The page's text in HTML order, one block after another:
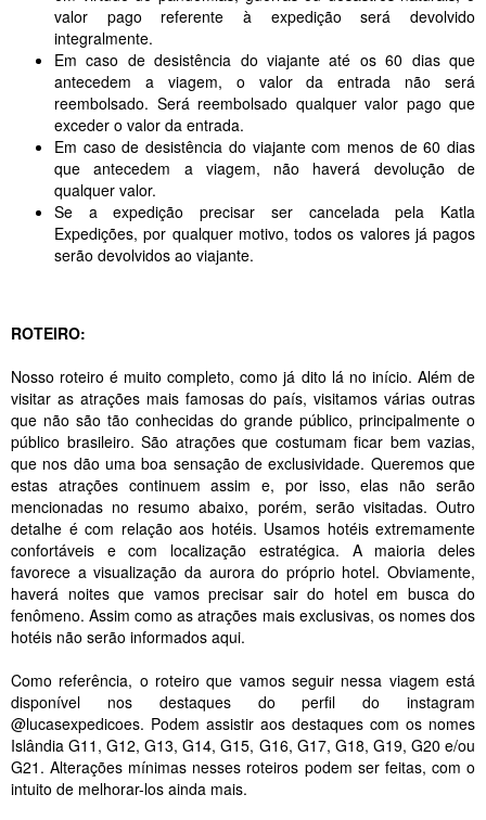
valor pago referente à expedição será devolvido
integralmente.
Em caso de desistência do viajante até os 60 dias que
antecedem a viagem, o valor da entrada não será
reembolsado. Será reembolsado qualquer valor pago que
exceder o valor da entrada.
Em caso de desistência do viajante com menos de 60 dias
que antecedem a viagem, não haverá devolução de
qualquer valor.
Se a expedição precisar ser cancelada pela Katla
Expedições, por qualquer motivo, todos os valores já pagos
serão devolvidos ao viajante.
ROTEIRO:
Nosso roteiro é muito completo, como já dito lá no início. Além de
visitar as atrações mais famosas do país, visitamos várias outras
que não são tão conhecidas do grande público, principalmente o
público brasileiro. São atrações que costumam ficar bem vazias,
que nos dão uma boa sensação de exclusividade. Queremos que
estas atrações continuem assim e, por isso, elas não serão
mencionadas no resumo abaixo, porém, serão visitadas. Outro
detalhe é com relação aos hotéis. Usamos hotéis extremamente
confortáveis e com localização estratégica. A maioria deles
favorece a visualização da aurora do próprio hotel. Obviamente,
haverá noites que vamos precisar sair do hotel em busca do
fenômeno. Assim como as atrações mais exclusivas, os nomes dos
hotéis não serão informados aqui.
Como referência, o roteiro que vamos seguir nessa viagem está
disponível nos destaques do perfil do instagram
@lucasexpedicoes. Podem assistir aos destaques com os nomes
Islândia G11, G12, G13, G14, G15, G16, G17, G18, G19, G20 e/ou
G21. Alterações mínimas nesses roteiros podem ser feitas, com o
intuito de melhorar-los ainda mais.